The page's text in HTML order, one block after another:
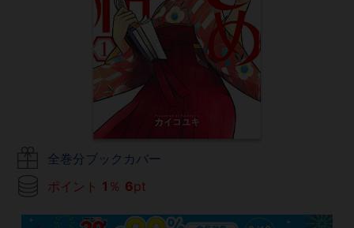
全巻分ブックカバー
ポイント 1 ％ 6pt